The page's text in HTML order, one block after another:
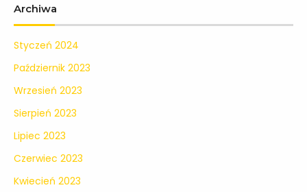
Archiwa
Styczeń 2024
Październik 2023
Wrzesień 2023
Sierpień 2023
Lipiec 2023
Czerwiec 2023
Kwiecień 2023